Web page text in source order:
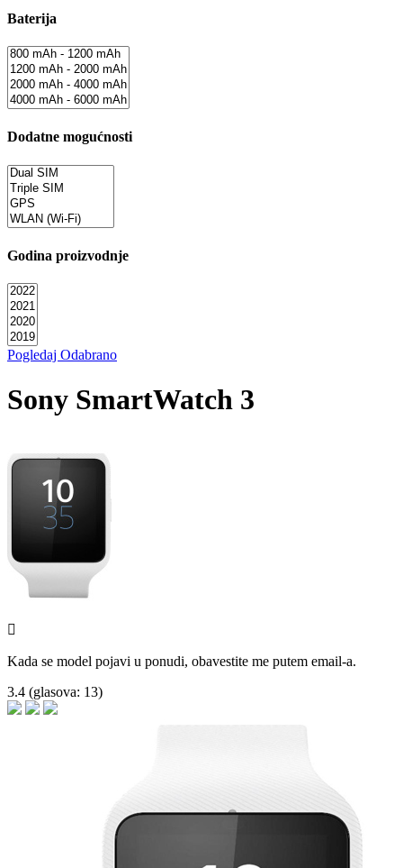
Baterija
Dodatne mogućnosti
Godina proizvodnje
Pogledaj Odabrano
Sony SmartWatch 3

Kada se model pojavi u ponudi, obavestite me putem email-a.
3.4 (glasova: 13)